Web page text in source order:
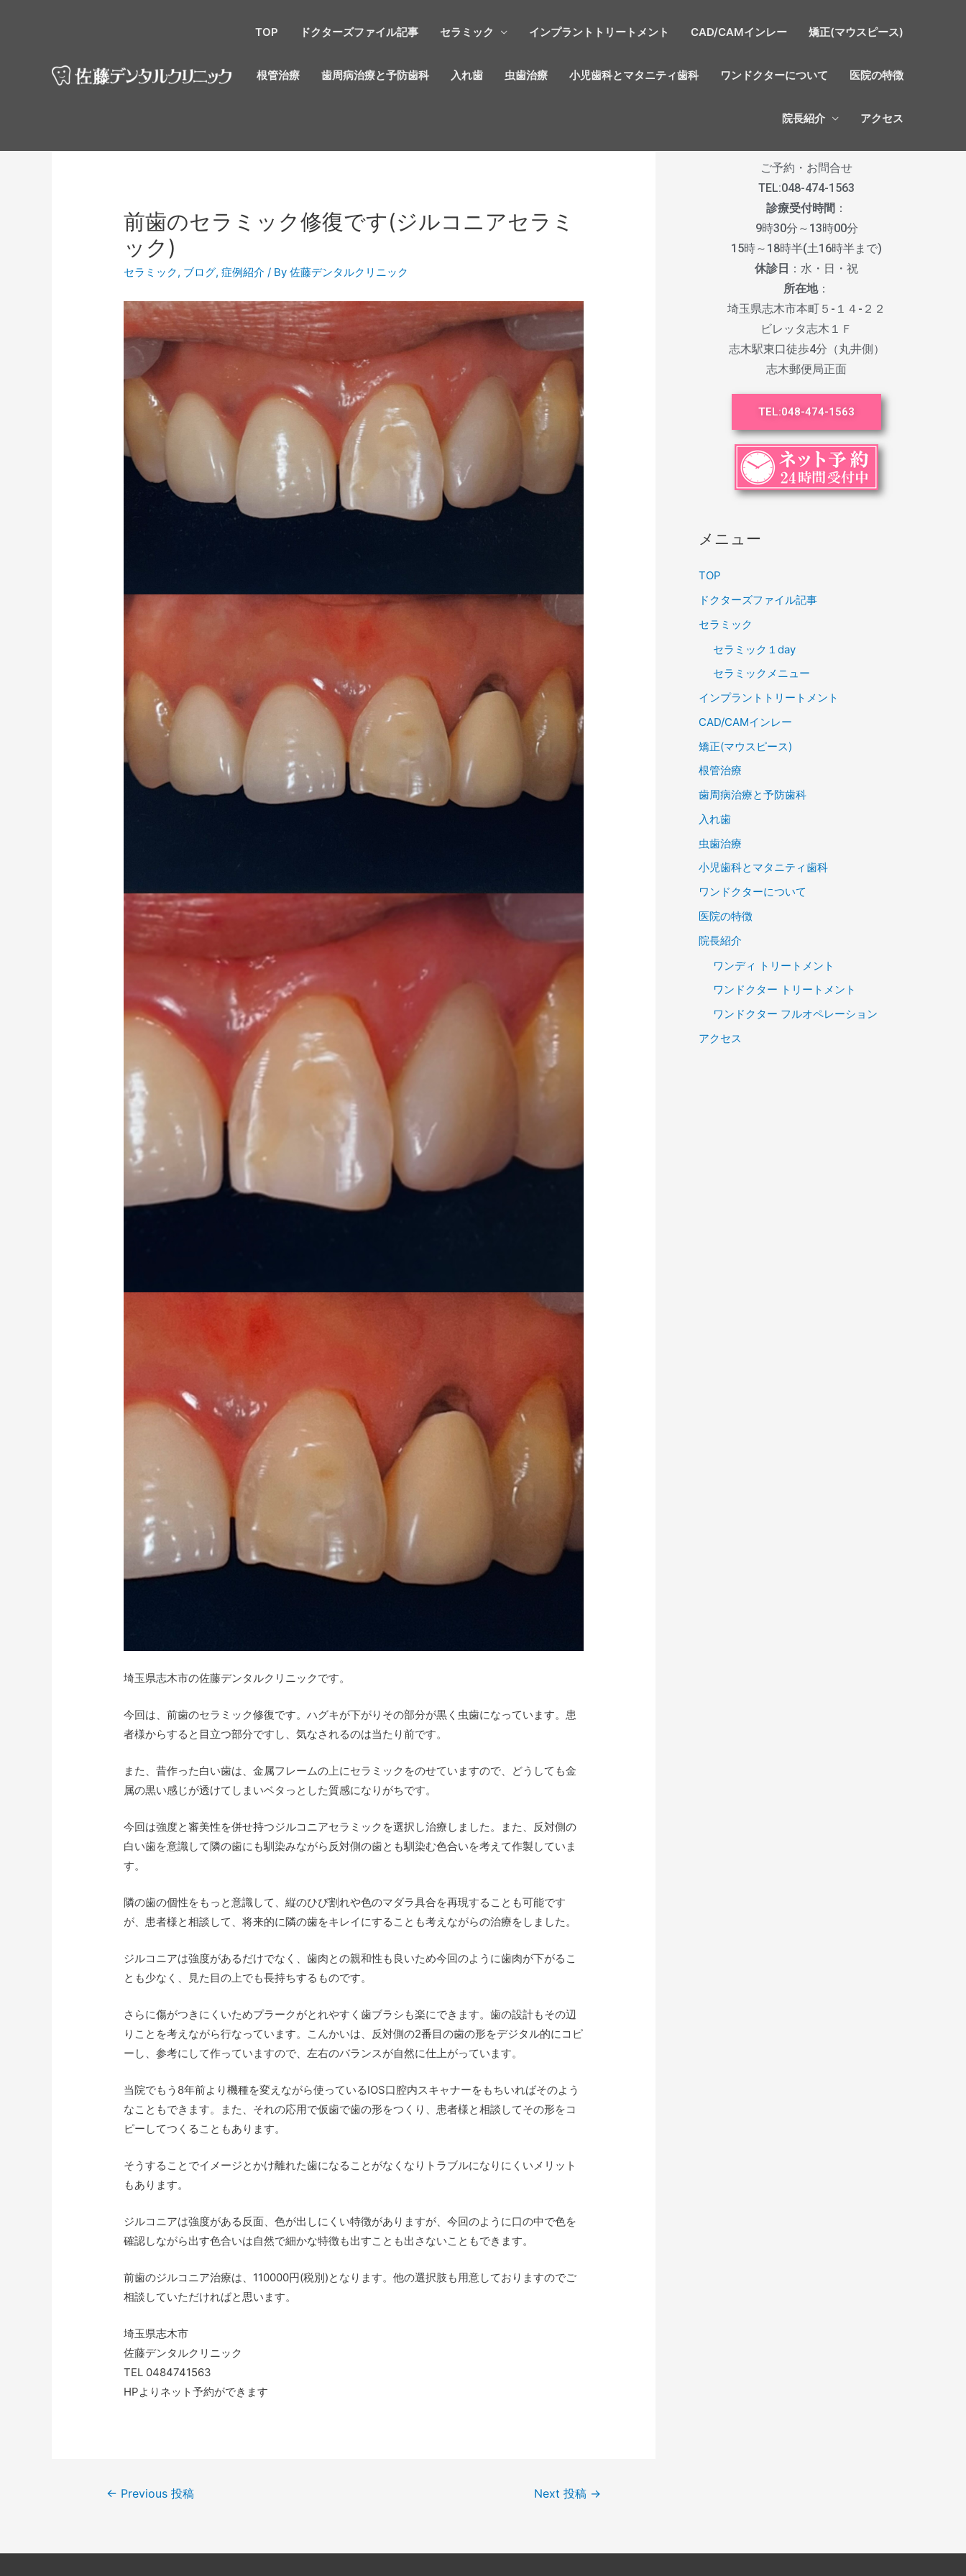
TOP ドクターズファイル記事 セラミック インプラントトリートメント CAD/CAMインレー 矯正(マウスピース)
根管治療 歯周病治療と予防歯科 入れ歯 虫歯治療 小児歯科とマタニティ歯科 ワンドクターについて 医院の特徴
院長紹介 アクセス
前歯のセラミック修復です(ジルコニアセラミ
ック)
セラミック, ブログ,症例紹介 / By佐藤デンタルクリニック
埼玉県志木市の佐藤デンタルクリニックです。
今回は、前歯のセラミック修復です。ハグキが下がりその部分が黒く虫歯になっています。患
者様からすると目立つ部分ですし、気なされるのは当たり前です。
また、昔作った白い歯は、金属フレームの上にセラミックをのせていますので、どうしても金
属の黒い感じが透けてしまいベタっとした質感になりがちです。
今回は強度と審美性を併せ持つジルコニアセラミックを選択し治療しました。また、反対側の
白い歯を意識して隣の歯にも馴染みながら反対側の歯とも馴染む色合いを考えて作製していま
す。
隣の歯の個性をもっと意識して、縦のひび割れや色のマダラ具合を再現することも可能です
が、患者様と相談して、将来的に隣の歯をキレイにすることも考えながらの治療をしました。
ジルコニアは強度があるだけでなく、歯肉との親和性も良いため今回のように歯肉が下がるこ
とも少なく、見た目の上でも長持ちするものです。
さらに傷がつきにくいためプラークがとれやすく歯ブラシも楽にできます。歯の設計もその辺
りことを考えながら行なっています。こんかいは、反対側の2番目の歯の形をデジタル的にコピ
ーし、参考にして作っていますので、左右のバランスが自然に仕上がっています。
当院でもう8年前より機種を変えながら使っているIOS口腔内スキャナーをもちいればそのよう
なこともできます。また、それの応用で仮歯で歯の形をつくり、患者様と相談してその形をコ
ピーしてつくることもあります。
そうすることでイメージとかけ離れた歯になることがなくなりトラブルになりにくいメリット
もあります。
ジルコニアは強度がある反面、色が出しにくい特徴がありますが、今回のように口の中で色を
確認しながら出す色合いは自然で細かな特徴も出すことも出さないこともできます。
前歯のジルコニア治療は、110000円(税別)となります。他の選択肢も用意しておりますのでご
相談していただければと思います。
埼玉県志木市
佐藤デンタルクリニック
TEL 0484741563
HPよりネット予約ができます
← Previous 投稿 Next 投稿 →
ご予約・お問合せ
TEL:048-474-1563
診療受付時間 ：
9時30分～13時00分
15時～18時半(土16時半まで)
休診日 ：水・日・祝
所在地：
埼玉県志木市本町５-１４-２２
ビレッタ志木１Ｆ
志木駅東口徒歩4分（丸井側）
志木郵便局正面
TEL:048-474-1563
メニュー
TOP
ドクターズファイル記事
セラミック
セラミック１day
セラミックメニュー
インプラントトリートメント
CAD/CAMインレー
矯正(マウスピース)
根管治療
歯周病治療と予防歯科
入れ歯
虫歯治療
小児歯科とマタニティ歯科
ワンドクターについて
医院の特徴
院長紹介
ワンディ トリートメント
ワンドクター トリートメント
ワンドクター フルオペレーション
アクセス